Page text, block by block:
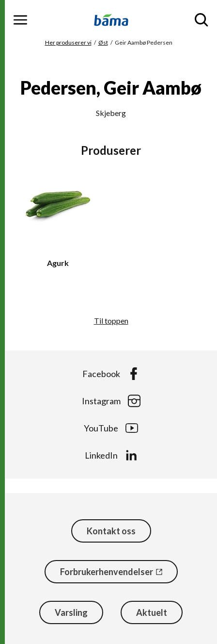
Meny
Du er her
Her produserer vi Øst Geir Aambø Pedersen
Pedersen, Geir Aambø
Skjeberg
Produserer
Agurk
Til toppen
Facebook
Instagram
YouTube
LinkedIn
Kontakt oss
Forbrukerhenvendelser
Varsling Aktuelt